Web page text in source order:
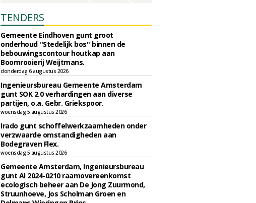
TENDERS
Gemeente Eindhoven gunt groot
onderhoud ''Stedelijk bos'' binnen de
bebouwingscontour houtkap aan
Boomrooierij Weijtmans.
donderdag 6 augustus 2026
Ingenieursbureau Gemeente Amsterdam
gunt SOK 2.0 verhardingen aan diverse
partijen, o.a. Gebr. Griekspoor.
woensdag 5 augustus 2026
Irado gunt schoffelwerkzaamheden onder
verzwaarde omstandigheden aan
Bodegraven Flex.
woensdag 5 augustus 2026
Gemeente Amsterdam, Ingenieursbureau
gunt AI 2024-0210 raamovereenkomst
ecologisch beheer aan De Jong Zuurmond,
Struunhoeve, Jos Scholman Groen en